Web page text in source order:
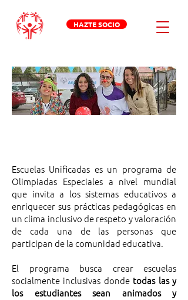
HAZTE SOCIO
Escuelas Unificadas es un programa de
Olimpiadas Especiales a nivel mundial
que invita a los sistemas educativos a
enriquecer sus prácticas pedagógicas en
un clima inclusivo de respeto y valoración
de cada una de las personas que
participan de la comunidad educativa.
El programa busca crear escuelas
socialmente inclusivas donde todas las y
los estudiantes sean animados y